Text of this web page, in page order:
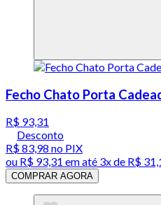
Fecho Chato Porta
R$ 93,31
Desconto
R$ 83,98 no PIX
ou R$ 93,31 em até 3x de R$
COMPRAR AGORA